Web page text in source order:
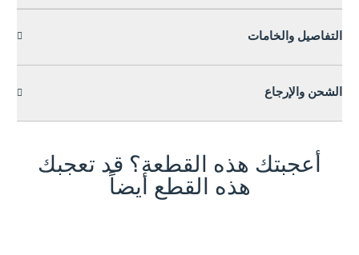
التفاصيل والخامات
الشحن والإرجاع
أعجبتك هذه القطعة؟ قد تعجبك
هذه القطع أيضاً